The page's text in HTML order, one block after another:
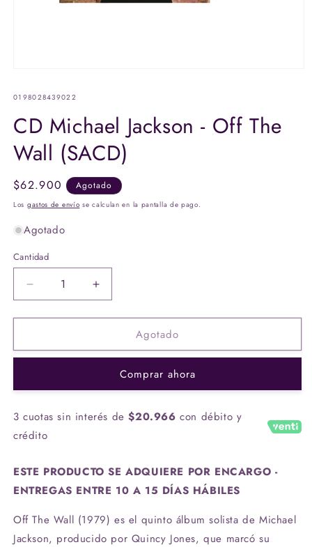
multimedia
una
ventana
modal
SKU:
0198028439022
CD Michael Jackson - Off The
Wall (SACD)
Precio
habitual
$62.900 Agotado
Los gastos de envío se calculan en la pantalla de pago.
Agotado
Cantidad
Cantidad
Reducir
cantidad
para
Michael
Off
Wall
(SACD)
Aumentar
cantidad
para
Michael
Off
Wall
Agotado
Comprar ahora
3 cuotas sin interés de$20.966 con débito y
crédito
ESTE PRODUCTO SE ADQUIERE POR ENCARGO -
ENTREGAS ENTRE 10 A 15 DÍAS HÁBILES
Off The Wall (1979) es el quinto álbum solista de Michael
Jackson, producido por Quincy Jones, que marcó su